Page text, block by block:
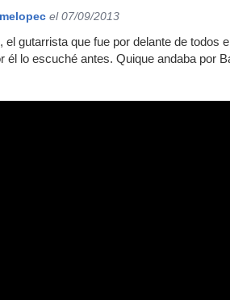
el 07/09/2013
el gutarrista que fue por delante de todos
él lo escuché antes. Quique andaba por